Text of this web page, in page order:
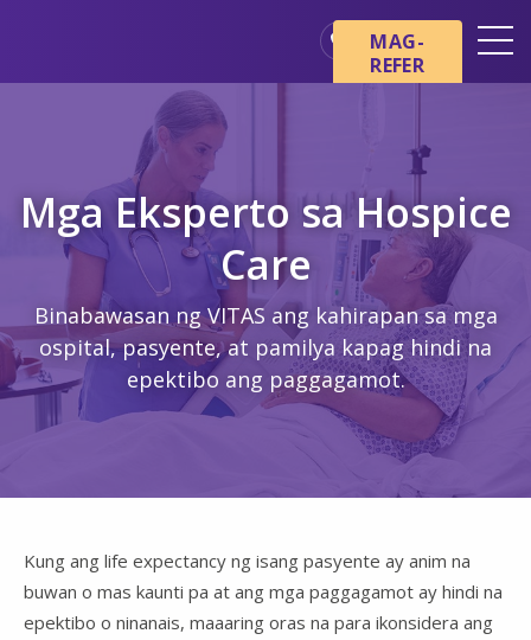
Mga Lokasyon
Mga Pangunahing Kaalaman
tungkol sa Hospice
Ang aming mga Serbisyo
Healthcare Professionals
Pamilya at Mga Tagapag-
alaga
MAG-
REFER
Mga Eksperto sa Hospice
Care
Binabawasan ng VITAS ang kahirapan sa mga
ospital, pasyente, at pamilya kapag hindi na
epektibo ang paggagamot.
Kung ang life expectancy ng isang pasyente ay anim na
buwan o mas kaunti pa at ang mga paggagamot ay hindi na
epektibo o ninanais, maaaring oras na para ikonsidera ang